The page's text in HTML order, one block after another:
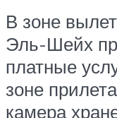
В зоне
Эль-Шейх
платные
зоне
камера